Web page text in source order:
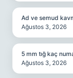
Ad ve semud
Ağustos 3, 2026
5 mm tığ kaç
Ağustos 3, 2026